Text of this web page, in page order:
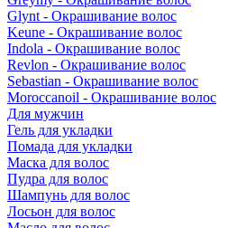
Glynt - Окрашивание волос
Keune - Окрашивание волос
Indola - Окрашивание волос
Revlon - Окрашивание волос
Sebastian - Окрашивание волос
Moroccanoil - Окрашивание волос
Для мужчин
Гель для укладки
Помада для укладки
Маска для волос
Пудра для волос
Шампунь для волос
Лосьон для волос